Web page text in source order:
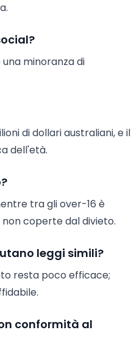
minoranza di
di dollari australiani, e il
dell'età.
tra gli over-16 è
coperte dal divieto.
leggi simili?
resta poco efficace;
conformità al